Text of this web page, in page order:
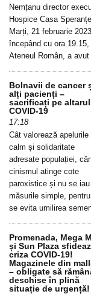
Nemțanu director
Hospice Casa
Marți, 21 februarie
începând cu ora 19.15,
Ateneul Român, a avut
Bolnavii de cancer
alți pacienți –
sacrificați pe altarul
COVID-19
17:18
Cât valorează apelurile
calm și solidaritate
adresate populației,
cinismul atinge cote
paroxistice și nu se iau
măsurile simple,
se evita umilirea
Promenada, Mega
și Sun Plaza
criza COVID-19!
Magazinele din
– obligate să
deschise în plină
situație de urgență!